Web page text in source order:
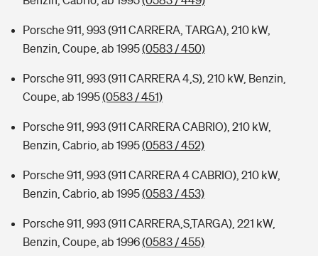
Porsche 911, 993 (911 CARRERA, TARGA), 210 kW,
Benzin, Coupe, ab 1995(0583 / 450)
Porsche 911, 993 (911 CARRERA 4,S), 210 kW, Benzin,
Coupe, ab 1995(0583 / 451)
Porsche 911, 993 (911 CARRERA CABRIO), 210 kW,
Benzin, Cabrio, ab 1995(0583 / 452)
Porsche 911, 993 (911 CARRERA 4 CABRIO), 210 kW,
Benzin, Cabrio, ab 1995(0583 / 453)
Porsche 911, 993 (911 CARRERA,S,TARGA), 221 kW,
Benzin, Coupe, ab 1996(0583 / 455)